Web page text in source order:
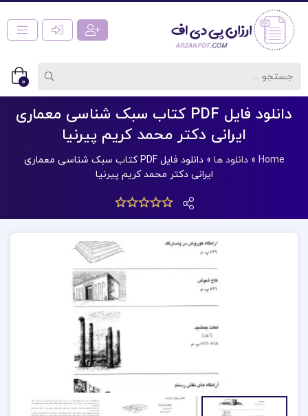
0
دانلود فایل PDF کتاب سبک شناسی معماری
ایرانی دکتر محمد کریم پیرنیا
Home
»دانلود ها »
دانلود فایل PDF کتاب سبک شناسی معماری
ایرانی دکتر محمد کریم پیرنیا